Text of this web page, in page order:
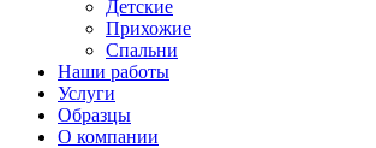
Детские
Прихожие
Спальни
Наши работы
Услуги
Образцы
О компании